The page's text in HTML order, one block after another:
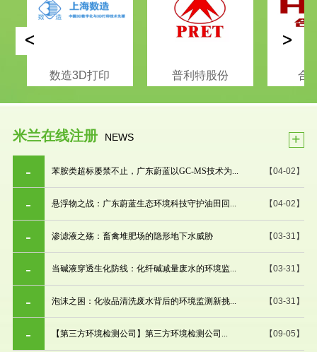
数造3D打印 普利特股份 合
< >
米兰在线注册 NEWS +
【04-02】
苯胺类超标屡禁不止，广东蔚蓝以GC-MS技术为...
【04-02】
悬浮物之战：广东蔚蓝生态环境科技守护油田回...
【03-31】
渗滤液之殇：畜禽堆肥场的隐形地下水威胁
【03-31】
当碱液穿透生化防线：化纤碱减量废水的环境监...
【03-31】
泡沫之困：化妆品清洗废水背后的环境监测新挑...
【09-05】
【第三方环境检测公司】第三方环境检测公司...